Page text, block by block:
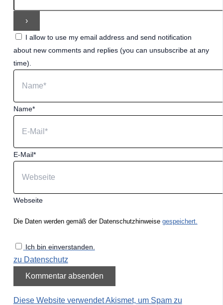
I allow to use my email address and send notification
about new comments and replies (you can unsubscribe at any
time).
Name*
E-Mail*
Webseite
Die Daten werden gemäß der Datenschutzhinweise gespeichert.
Ich bin einverstanden.
zu Datenschutz
Diese Website verwendet Akismet, um Spam zu